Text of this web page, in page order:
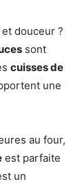
douceur ?
sont
cuisses de
une
au four,
est parfaite
un